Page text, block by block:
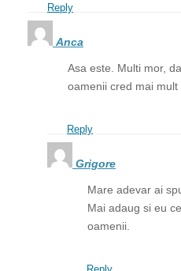
Reply
Anca
Asa este. Multi mor,
oamenii cred mai mult
Reply
Grigore
Mare adevar ai
Mai adaug si eu
oamenii.